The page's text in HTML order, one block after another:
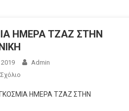
ΗΜΕΡΑ ΤΖΑΖ ΣΤΗΝ
Admin
ΗΜΕΡΑ ΤΖΑΖ ΣΤΗΝ